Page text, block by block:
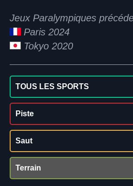
Jeux Paralympiques
Paris 2024
Tokyo 2020
TOUS LES SPORTS
Piste
Saut
Terrain